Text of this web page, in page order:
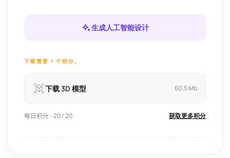
生成人工智能设计
下载需要 1 个积分。
下载 3D 模型 60.5 Mb
每日积分 - 20 / 20 获取更多积分